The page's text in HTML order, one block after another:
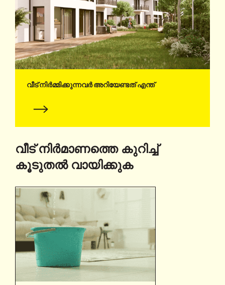
വീട് നിർമ്മിക്കുന്നവർ അറിയേണ്ടത് എന്ത്
വീട് നിർമാണത്തെ കുറിച്ച്
കൂടുതൽ വായിക്കുക